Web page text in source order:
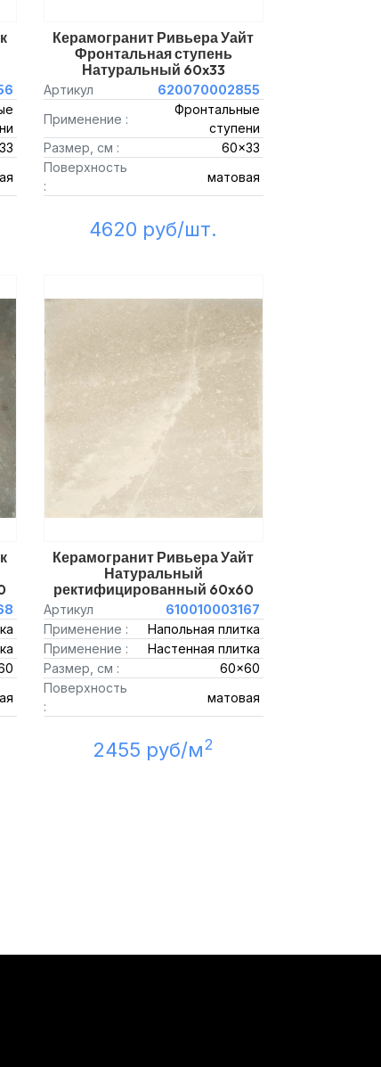
Керамогранит Ривьера Уайт
Фронтальная ступень
Натуральный 60x33
Артикул
620070002855
Применение :
Фронтальные
ступени
Размер, см :
60x33
Поверхность
:
матовая
4620 руб/шт.
Керамогранит Ривьера Уайт
Натуральный
ректифицированный 60x60
Артикул
610010003167
Применение :
Напольная плитка
Применение :
Настенная плитка
Размер, см :
60x60
Поверхность
:
матовая
2455 руб/м2